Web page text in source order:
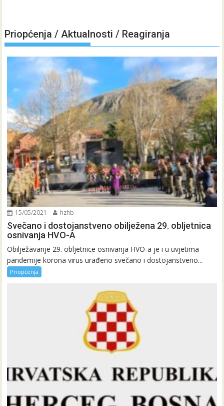
Priopćenja / Aktualnosti / Reagiranja
15/05/2021 hzhb
Svečano i dostojanstveno obilježena 29. obljetnica
osnivanja HVO-A
Obilježavanje 29. obljetnice osnivanja HVO-a je i u uvjetima
pandemije korona virus urađeno svečano i dostojanstveno...
Priopćenja